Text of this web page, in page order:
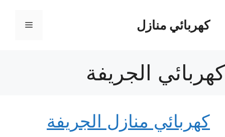
المحتوىكهربائي منازل القائمة
كهربائي الجريفة
كهربائي منازل الجريفة